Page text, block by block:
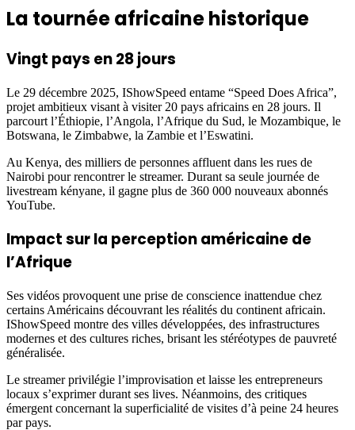
La tournée africaine historique
Vingt pays en 28 jours
Le 29 décembre 2025, IShowSpeed entame “Speed Does Africa”,
projet ambitieux visant à visiter 20 pays africains en 28 jours. Il
parcourt l’Éthiopie, l’Angola, l’Afrique du Sud, le Mozambique, le
Botswana, le Zimbabwe, la Zambie et l’Eswatini.
Au Kenya, des milliers de personnes affluent dans les rues de
Nairobi pour rencontrer le streamer. Durant sa seule journée de
livestream kényane, il gagne plus de 360 000 nouveaux abonnés
YouTube.
Impact sur la perception américaine de
l’Afrique
Ses vidéos provoquent une prise de conscience inattendue chez
certains Américains découvrant les réalités du continent africain.
IShowSpeed montre des villes développées, des infrastructures
modernes et des cultures riches, brisant les stéréotypes de pauvreté
généralisée.
Le streamer privilégie l’improvisation et laisse les entrepreneurs
locaux s’exprimer durant ses lives. Néanmoins, des critiques
émergent concernant la superficialité de visites d’à peine 24 heures
par pays.